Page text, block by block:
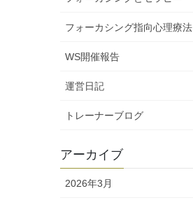
フォーカシング指向心理療法
WS開催報告
運営日記
トレーナーブログ
アーカイブ
2026年3月